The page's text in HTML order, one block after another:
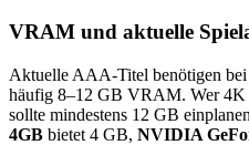
VRAM und aktuelle
Aktuelle AAA-Titel benötigen
häufig 8–12 GB VRAM. Wer 4K
sollte mindestens 12 GB
4GB bietet 4 GB, NVIDIA